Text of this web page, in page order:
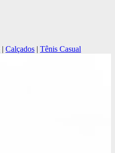
| Calçados | Tênis Casual